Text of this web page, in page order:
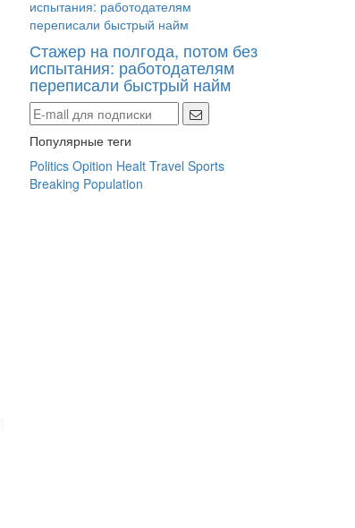
Стажер на полгода, потом без
испытания: работодателям
переписали быстрый найм
Популярные теги
Politics Opition Healt Travel Sports
Breaking Population